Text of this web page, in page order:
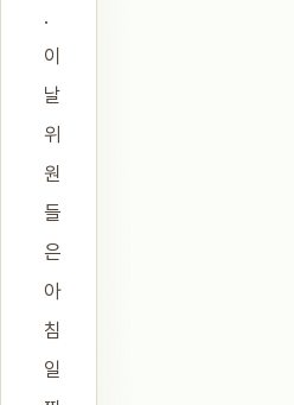
.
이
날
위
원
들
은
아
침
일